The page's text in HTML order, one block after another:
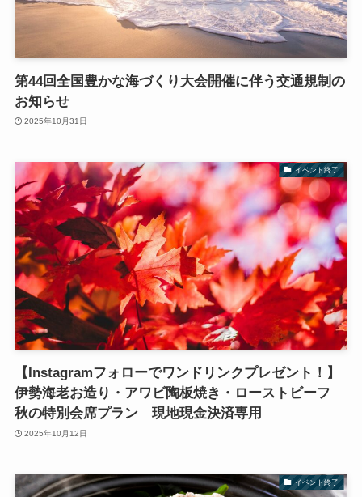
第44回全国豊かな海づくり大会開催に伴う交通規制の
お知らせ
2025年10月31日
イベント終了
【Instagramフォローでワンドリンクプレゼント！】
伊勢海老お造り・アワビ陶板焼き・ローストビーフ
秋の特別会席プラン 現地現金決済専用
2025年10月12日
イベント終了